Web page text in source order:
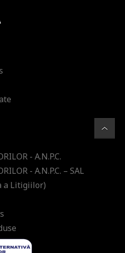
in moda!
- A.N.P.C.
- A.N.P.C. – SAL
a Litigiilor)